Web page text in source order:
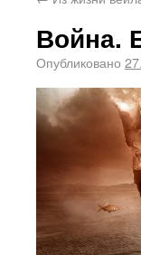
Война.
Опубликовано